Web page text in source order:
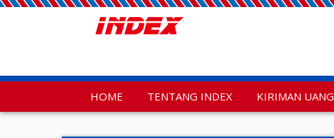
HOME TENTANG INDEX KIRIMAN UANG